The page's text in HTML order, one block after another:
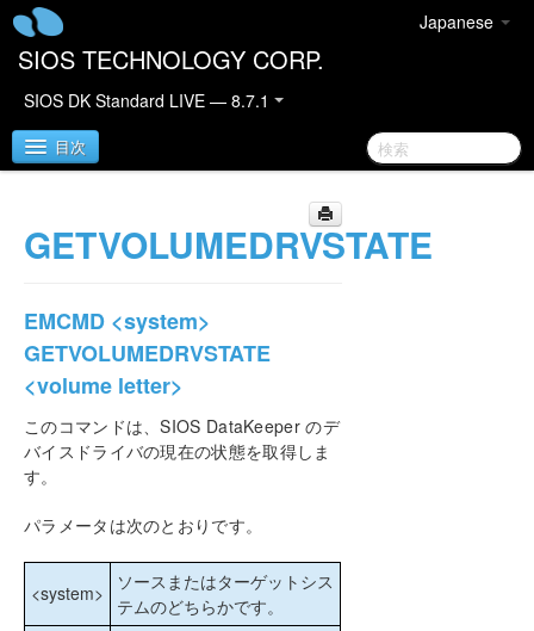
Japanese
SIOS TECHNOLOGY CORP.
SIOS DK Standard LIVE — 8.7.1
目次
SIOS DataKeeper for Windows
DataKeeper for Windows テクニカルドキュメンテ
ーション
はじめに
設定
管理
セカンダリサーバの障害
大量書き込みに対する考慮事項
CHKDSK に関する考慮事項
DKSUPPORT
GETVOLUMEDRVSTATE
EMCMD <system>
GETVOLUMEDRVSTATE
<volume letter>
このコマンドは、SIOS DataKeeper のデ
バイスドライバの現在の状態を取得しま
す。
パラメータは次のとおりです。
<system>
ソースまたはターゲットシス
テムのどちらかです。